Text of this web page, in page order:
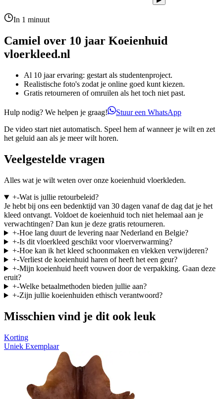
In 1 minuut
Camiel over 10 jaar Koeienhuid
vloerkleed.nl
Al 10 jaar ervaring: gestart als studentenproject.
Realistische foto's zodat je online goed kunt kiezen.
Gratis retourneren of omruilen als het toch niet past.
Hulp nodig? We helpen je graag!
Stuur een WhatsApp
De video start niet automatisch. Speel hem af wanneer je wilt en zet
het geluid aan als je meer wilt horen.
Veelgestelde vragen
Alles wat je wilt weten over onze koeienhuid vloerkleden.
+-Wat is jullie retourbeleid?
Je hebt bij ons een bedenktijd van 30 dagen vanaf de dag dat je het
kleed ontvangt. Voldoet de koeienhuid toch niet helemaal aan je
verwachtingen? Dan kun je deze gratis retourneren.
+-Hoe lang duurt de levering naar Nederland en Belgie?
+-Is dit vloerkleed geschikt voor vloerverwarming?
+-Hoe kan ik het kleed schoonmaken en vlekken verwijderen?
+-Verliest de koeienhuid haren of heeft het een geur?
+-Mijn koeienhuid heeft vouwen door de verpakking. Gaan deze
eruit?
+-Welke betaalmethoden bieden jullie aan?
+-Zijn jullie koeienhuiden ethisch verantwoord?
Misschien vind je dit ook leuk
Korting
Uniek Exemplaar